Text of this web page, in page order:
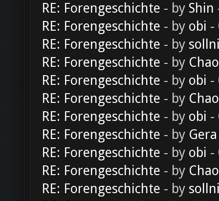
RE: Forengeschichte - by Shin
RE: Forengeschichte - by obi -
RE: Forengeschichte - by
RE: Forengeschichte - by
RE: Forengeschichte - by obi -
RE: Forengeschichte - by
RE: Forengeschichte - by obi -
RE: Forengeschichte - by Gera
RE: Forengeschichte - by obi -
RE: Forengeschichte - by
RE: Forengeschichte - by